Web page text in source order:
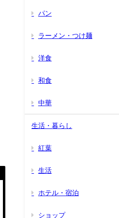
パン
ラーメン・つけ麺
洋食
和食
中華
生活・暮らし
紅葉
生活
ホテル・宿泊
ショップ